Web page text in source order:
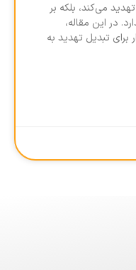
می‌کند، بلکه بر
در این مقاله،
برای تبدیل تهدید به